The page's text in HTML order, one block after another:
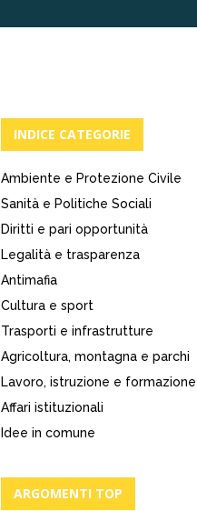
INDICE CATEGORIE
Ambiente e Protezione Civile
Sanità e Politiche Sociali
Diritti e pari opportunità
Legalità e trasparenza
Antimafia
Cultura e sport
Trasporti e infrastrutture
Agricoltura, montagna e parchi
Lavoro, istruzione e formazione
Affari istituzionali
Idee in comune
ARGOMENTI TOP